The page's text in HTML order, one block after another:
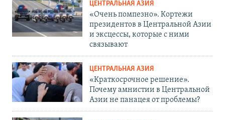
ЦЕНТРАЛЬНАЯ АЗИЯ
«Очень помпезно». Кортежи
президентов в Центральной Азии
и эксцессы, которые с ними
связывают
ЦЕНТРАЛЬНАЯ АЗИЯ
«Краткосрочное решение».
Почему амнистии в Центральной
Азии не панацея от проблемы?